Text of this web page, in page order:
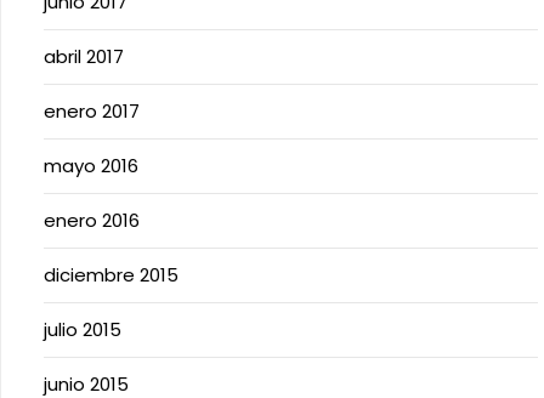
abril 2017
enero 2017
mayo 2016
enero 2016
diciembre 2015
julio 2015
junio 2015